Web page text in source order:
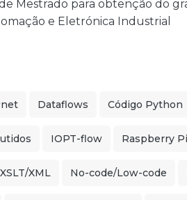
Mestrado para obtenção do
e Eletrónica Industrial
Dataflows Código Python
IOPT-flow Raspberry Pi
XSLT/XML No-code/Low-code